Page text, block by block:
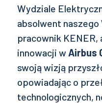
Wydziale
absolwent naszego
pracownik KENER,
innowacji w Airbus
swoją wizją
opowiadając o
technologicznych,